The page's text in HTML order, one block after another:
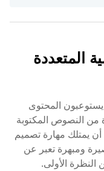
المتعددة
المحتوى
أسرع بـ 60 ألف مرة من النصوص المكتوبة
المحترف لعام 2026 يجب أن يمتلك مهارة تصميم
ومبهرة تعبر عن
النظرة الأولى.